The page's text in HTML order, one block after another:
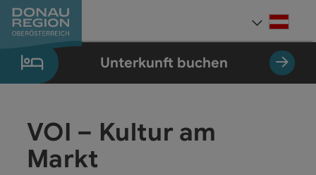
Zum Inhalt
Zur Navigation
Zum Seitenanfang
Zur Kontaktseite
Zum Impressum
Zur Startseite
Unterkunft buchen
VOI – Kultur am
Markt